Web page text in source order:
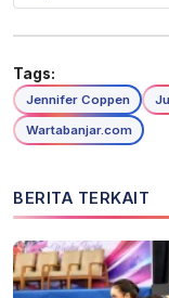
Tags:
Jennifer Coppen
Wartabanjar.com
BERITA TERKAIT